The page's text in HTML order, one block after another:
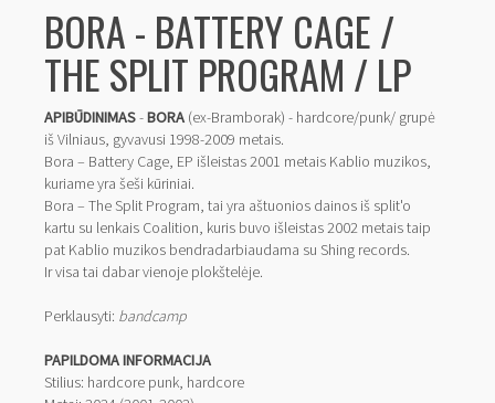
BORA - BATTERY CAGE /
THE SPLIT PROGRAM / LP
APIBŪDINIMAS-BORA (ex-Bramborak) - hardcore/punk/ grupė
iš Vilniaus, gyvavusi 1998-2009 metais.
Bora – Battery Cage, EP išleistas 2001 metais Kablio muzikos,
kuriame yra šeši kūriniai.
Bora – The Split Program, tai yra aštuonios dainos iš split'o
kartu su lenkais Coalition, kuris buvo išleistas 2002 metais taip
pat Kablio muzikos bendradarbiaudama su Shing records.
Ir visa tai dabar vienoje plokštelėje.
Perklausyti: bandcamp
PAPILDOMA INFORMACIJA
Stilius: hardcore punk, hardcore